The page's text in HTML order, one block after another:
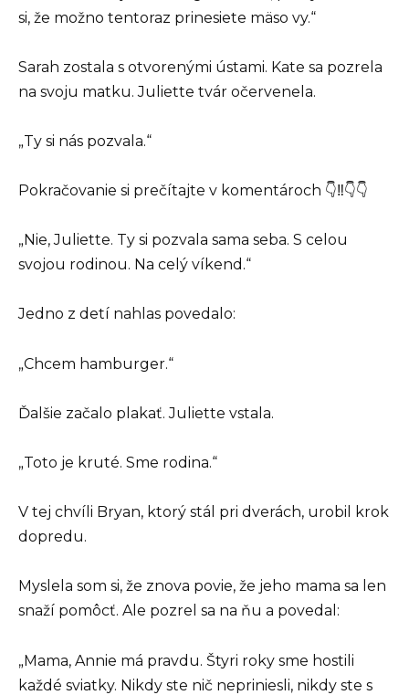
si, že možno tentoraz prinesiete mäso vy.“
Sarah zostala s otvorenými ústami. Kate sa pozrela
na svoju matku. Juliette tvár očervenela.
„Ty si nás pozvala.“
Pokračovanie si prečítajte v komentároch 👇‼️👇👇
„Nie, Juliette. Ty si pozvala sama seba. S celou
svojou rodinou. Na celý víkend.“
Jedno z detí nahlas povedalo:
„Chcem hamburger.“
Ďalšie začalo plakať. Juliette vstala.
„Toto je kruté. Sme rodina.“
V tej chvíli Bryan, ktorý stál pri dverách, urobil krok
dopredu.
Myslela som si, že znova povie, že jeho mama sa len
snaží pomôcť. Ale pozrel sa na ňu a povedal:
„Mama, Annie má pravdu. Štyri roky sme hostili
každé sviatky. Nikdy ste nič nepriniesli, nikdy ste s